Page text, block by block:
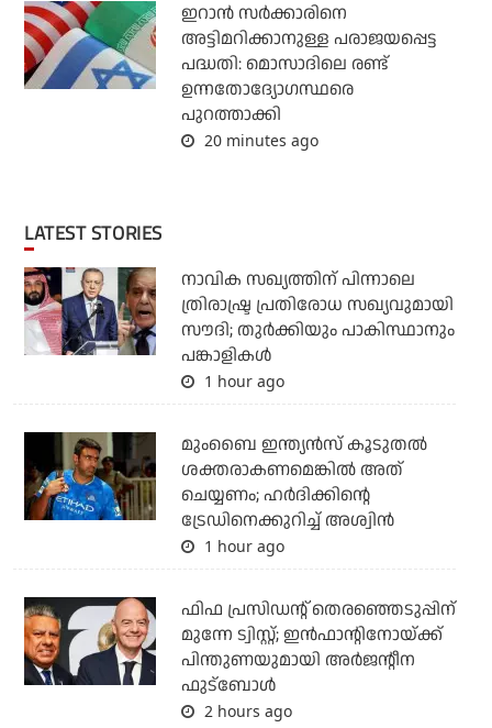
ഇറാന്‍ സര്‍ക്കാരിനെ
അട്ടിമറിക്കാനുള്ള പരാജയപ്പെട്ട
പദ്ധതി: മൊസാദിലെ രണ്ട്
ഉന്നതോദ്യോഗസ്ഥരെ
പുറത്താക്കി
20 minutes ago
LATEST STORIES
നാവിക സഖ്യത്തിന് പിന്നാലെ
ത്രിരാഷ്ട്ര പ്രതിരോധ സഖ്യവുമായി
സൗദി; തുര്‍ക്കിയും പാകിസ്ഥാനും
പങ്കാളികള്‍
1 hour ago
മുംബൈ ഇന്ത്യന്‍സ് കൂടുതല്‍
ശക്തരാകണമെങ്കില്‍ അത്
ചെയ്യണം; ഹര്‍ദിക്കിന്റെ
ട്രേഡിനെക്കുറിച്ച് അശ്വിന്‍
1 hour ago
ഫിഫ പ്രസിഡന്റ് തെരഞ്ഞെടുപ്പിന്
മുന്നേ ട്വിസ്റ്റ്; ഇന്‍ഫാന്റിനോയ്ക്ക്
പിന്തുണയുമായി അര്‍ജന്റീന
ഫുട്‌ബോള്‍
2 hours ago